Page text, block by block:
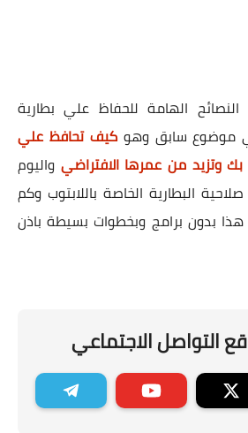
الهامة للحفاظ علي بطارية
موضوع سابق وهوكيف تحافظ علي
بك وتزيد من عمرها الافتراضي واليوم
البطارية الخاصة باللابتوب وكم
بدون برامج وبخطوات بسيطة باذن
التواصل الاجتماعي